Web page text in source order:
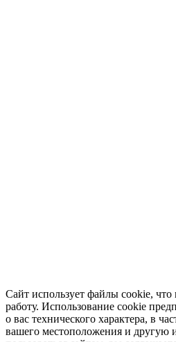
Сайт использует файлы cookie, что
работу. Использование cookie
о вас технического характера, в
вашего местоположения и